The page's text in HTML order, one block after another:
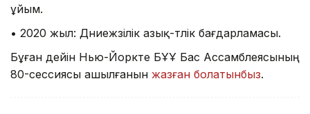
ұйым.
• 2020 жыл: Дүниежүзілік азық-түлік бағдарламасы.
Бұған дейін Нью-Йоркте БҰҰ Бас Ассамблеясының
80-сессиясы ашылғанын жазған болатынбыз.